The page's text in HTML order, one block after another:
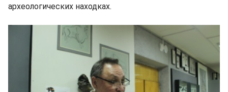
археологических находках.